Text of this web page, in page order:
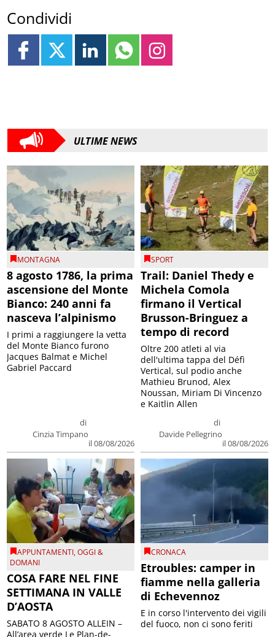
Condividi
ULTIME NEWS
MONTAGNA
8 agosto 1786, la prima
ascensione del Monte
Bianco: 240 anni fa
nasceva l’alpinismo
di
Cinzia Timpano
il 08/08/2026
I primi a raggiungere la vetta
del Monte Bianco furono
Jacques Balmat e Michel
Gabriel Paccard
SPORT
Trail: Daniel Thedy e
Michela Comola
firmano il Vertical
Brusson-Bringuez a
tempo di record
di
Davide Pellegrino
il 08/08/2026
Oltre 200 atleti al via
dell'ultima tappa del Défì
Vertical, sul podio anche
Mathieu Brunod, Alex
Noussan, Miriam Di Vincenzo
e Kaitlin Allen
APPUNTAMENTI,OGGI &
DOMANI
COSA FARE NEL FINE
SETTIMANA IN VALLE
D’AOSTA
SABATO 8 AGOSTO ALLEIN –
All’area verde Le Plan-de-
CRONACA
Etroubles: camper in
fiamme nella galleria
di Echevennoz
E in corso l'intervento dei vigili
del fuoco, non ci sono feriti